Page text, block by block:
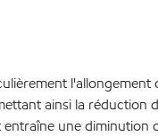
l'allongement
ainsi la réduction
une diminution